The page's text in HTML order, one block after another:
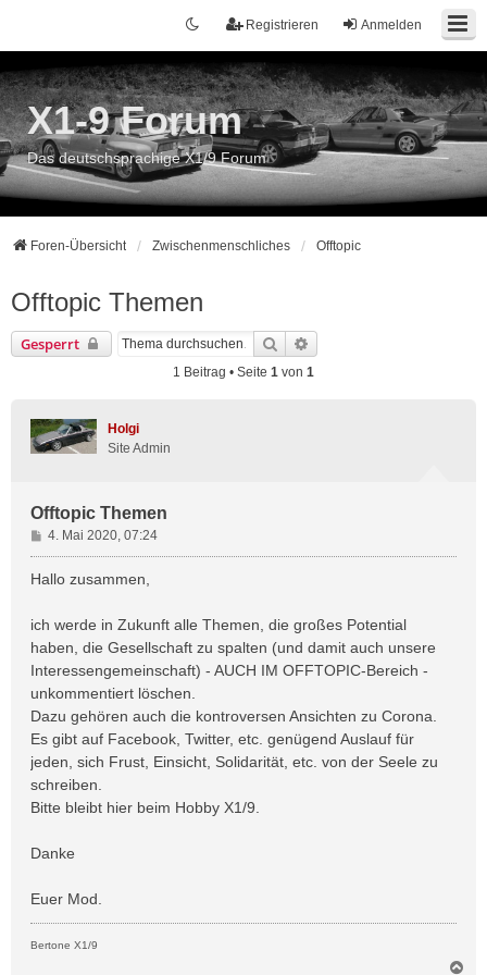
Anmelden
Registrieren
X1-9 Forum
Das deutschsprachige X1/9 Forum
Foren-Übersicht Zwischenmenschliches Offtopic
Offtopic Themen
Gesperrt Suche
1 Beitrag • Seite 1 von 1
Holgi
Site Admin
Offtopic Themen
B
e
i
a
g
4. Mai 2020, 07:24
Hallo zusammen,
ich werde in Zukunft alle Themen, die großes Potential
haben, die Gesellschaft zu spalten (und damit auch unsere
Interessengemeinschaft) - AUCH IM OFFTOPIC-Bereich -
unkommentiert löschen.
Dazu gehören auch die kontroversen Ansichten zu Corona.
Es gibt auf Facebook, Twitter, etc. genügend Auslauf für
jeden, sich Frust, Einsicht, Solidarität, etc. von der Seele zu
schreiben.
Bitte bleibt hier beim Hobby X1/9.
Danke
Euer Mod.
Bertone X1/9